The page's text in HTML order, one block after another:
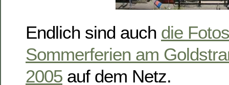
Endlich sind auch die
Sommerferien am
2005 auf dem Netz.